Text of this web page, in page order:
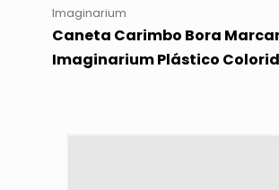
Imaginarium
Caneta Carimbo Bora
Imaginarium Plástico